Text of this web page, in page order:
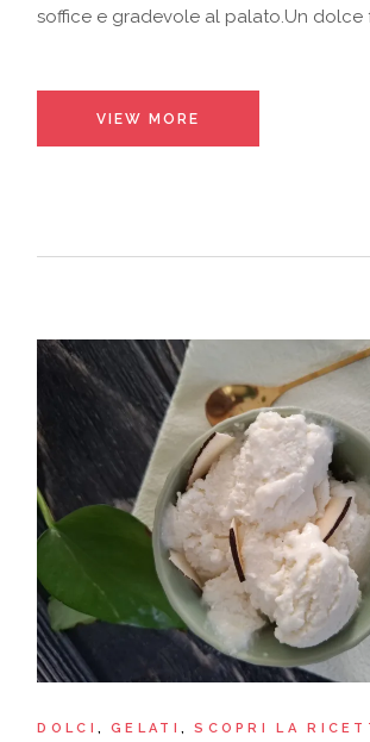
soffice e gradevole al palato.Un dolce
VIEW MORE
DOLCI GELATI SCOPRI LA